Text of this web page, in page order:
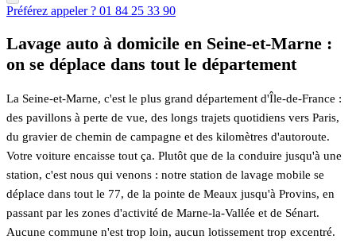
Préférez appeler ? 01 84 25 33 90
Lavage auto à domicile en Seine-et-Marne :
on se déplace dans tout le département
La Seine-et-Marne, c'est le plus grand département d'Île-de-France :
des pavillons à perte de vue, des longs trajets quotidiens vers Paris,
du gravier de chemin de campagne et des kilomètres d'autoroute.
Votre voiture encaisse tout ça. Plutôt que de la conduire jusqu'à une
station, c'est nous qui venons : notre station de lavage mobile se
déplace dans tout le 77, de la pointe de Meaux jusqu'à Provins, en
passant par les zones d'activité de Marne-la-Vallée et de Sénart.
Aucune commune n'est trop loin, aucun lotissement trop excentré.